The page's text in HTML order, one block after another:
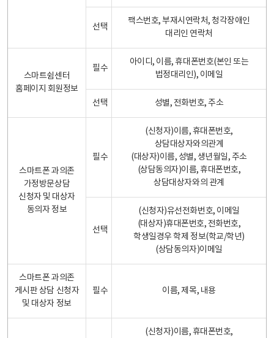
선택
팩스번호, 부재시연락처, 청각장애인
대리인 연락처
스마트쉼센터
홈페이지 회원정보
필수
아이디, 이름, 휴대폰번호(본인 또는
법정대리인), 이메일
선택 성별, 전화번호, 주소
스마트폰 과의존
가정방문상담
신청자 및 대상자
동의자 정보
필수
(신청자)이름, 휴대폰번호,
상담대상자와의관계
(대상자)이름, 성별, 생년월일, 주소
(상담동의자)이름, 휴대폰번호,
상담대상자와의 관계
선택
(신청자)유선전화번호, 이메일
(대상자)휴대폰번호, 전화번호,
학생일경우 학제 정보(학교/학년)
(상담동의자)이메일
스마트폰 과의존
게시판 상담 신청자
및 대상자 정보
필수 이름, 제목, 내용
(신청자)이름, 휴대폰번호,